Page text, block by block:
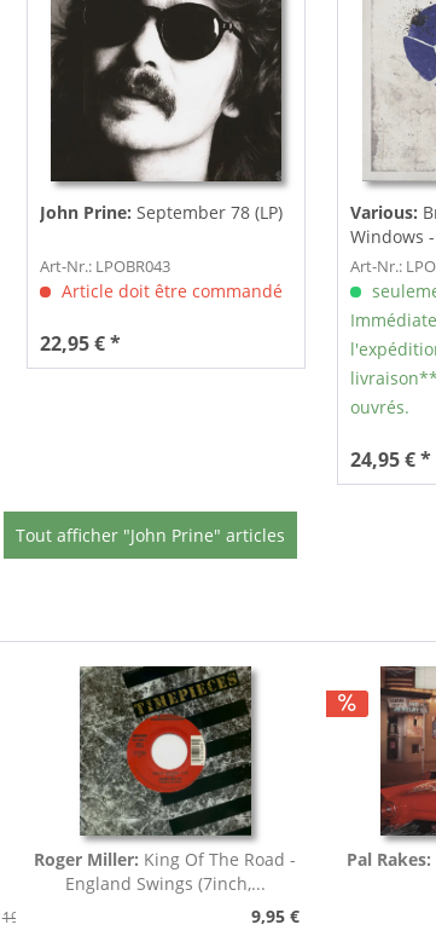
John Prine: September 78 (LP)
Art-Nr.: LPOBR043
Article doit être commandé
22,95 € *
Various:
Windows
Art-Nr.:
ouvrés.
24,95 € *
Tout afficher "John Prine" articles
19,95 €
Roger Miller: King Of The Road -
England Swings (7inch,...
9,95 €
Pal Rakes: